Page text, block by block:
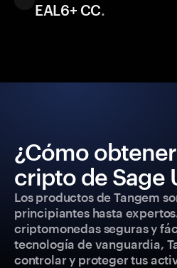
EAL6+ CC.
¿Cómo
cripto de Sage
Los productos de Tangem
principiantes hasta
criptomonedas seguras y
tecnología de vanguardia,
controlar y proteger tus